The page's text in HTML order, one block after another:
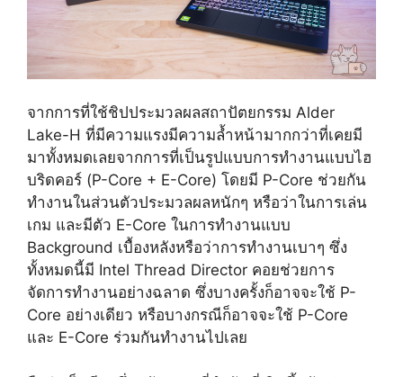
จากการที่ใช้ชิปประมวลผลสถาปัตยกรรม Alder
Lake-H ที่มีความแรงมีความล้ำหน้ามากกว่าที่เคยมี
มาทั้งหมดเลยจากการที่เป็นรูปแบบการทำงานแบบไฮ
บริดคอร์ (P-Core + E-Core) โดยมี P-Core ช่วยกัน
ทำงานในส่วนตัวประมวลผลหนักๆ หรือว่าในการเล่น
เกม และมีตัว E-Core ในการทำงานแบบ
Background เบื้องหลังหรือว่าการทำงานเบาๆ ซึ่ง
ทั้งหมดนี้มี Intel Thread Director คอยช่วยการ
จัดการทำงานอย่างฉลาด ซึ่งบางครั้งก็อาจจะใช้ P-
Core อย่างเดียว หรือบางกรณีก็อาจจะใช้ P-Core
และ E-Core ร่วมกันทำงานไปเลย